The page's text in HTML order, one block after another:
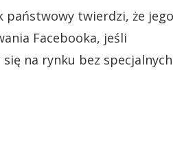
państwowy twierdzi, że jego
Facebooka, jeśli
na rynku bez specjalnych